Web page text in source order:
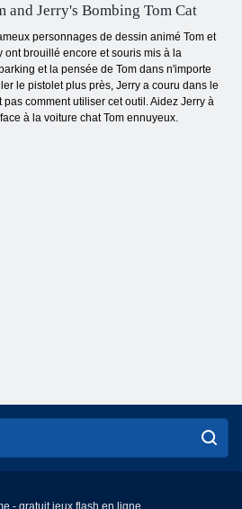
and Jerry's Bombing Tom Cat
personnages de dessin animé Tom et
ont brouillé encore et souris mis à la
et la pensée de Tom dans n'importe
le pistolet plus près, Jerry a couru dans le
comment utiliser cet outil. Aidez Jerry à
à la voiture chat Tom ennuyeux.
- gratuit jeux flash en ligne